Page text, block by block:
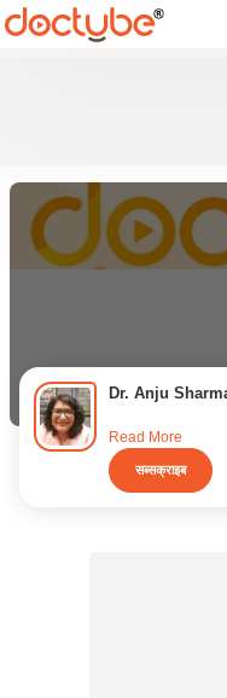
Dr. Anju
Read More
सब्सक्राइब